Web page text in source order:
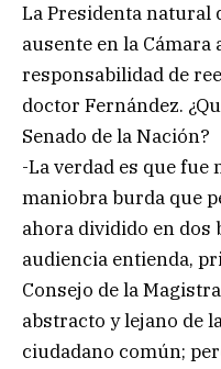
La Presidenta natural
ausente en la Cámara
responsabilidad de
doctor Fernández.
Senado de la Nación?
-La verdad es que fue
maniobra burda que
ahora dividido en dos
audiencia entienda,
Consejo de la
abstracto y lejano de
ciudadano común;